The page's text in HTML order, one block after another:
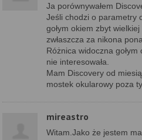
Ja porównywałem
Jeśli chodzi o parametry
gołym okiem zbyt
zwłaszcza za nikona
Różnica widoczna
nie interesowała.
Mam Discovery od
mostek okularowy poza
mireastro
Witam.Jako że jestem